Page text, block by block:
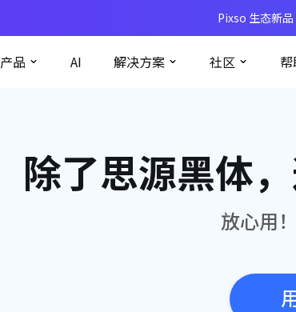
Pixso 生态新
产品 AI 解决方案 社区
除了思源黑体
放心用